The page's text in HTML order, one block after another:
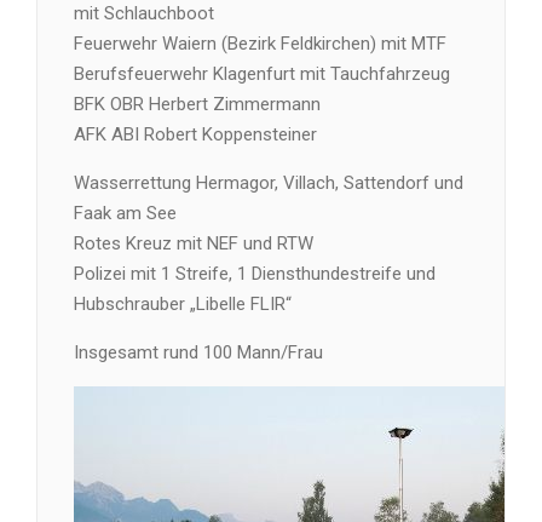
mit Schlauchboot
Feuerwehr Waiern (Bezirk Feldkirchen) mit MTF
Berufsfeuerwehr Klagenfurt mit Tauchfahrzeug
BFK OBR Herbert Zimmermann
AFK ABI Robert Koppensteiner
Wasserrettung Hermagor, Villach, Sattendorf und
Faak am See
Rotes Kreuz mit NEF und RTW
Polizei mit 1 Streife, 1 Diensthundestreife und
Hubschrauber „Libelle FLIR“
Insgesamt rund 100 Mann/Frau